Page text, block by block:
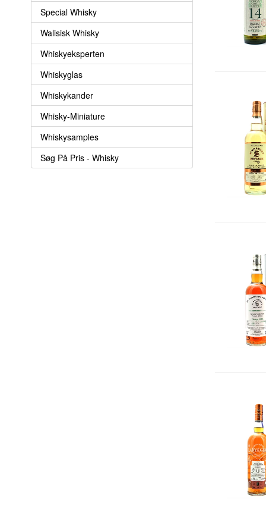
Special Whisky
Walisisk Whisky
Whiskyeksperten
Whiskyglas
Whiskykander
Whisky-Miniature
Whiskysamples
Søg På Pris - Whisky